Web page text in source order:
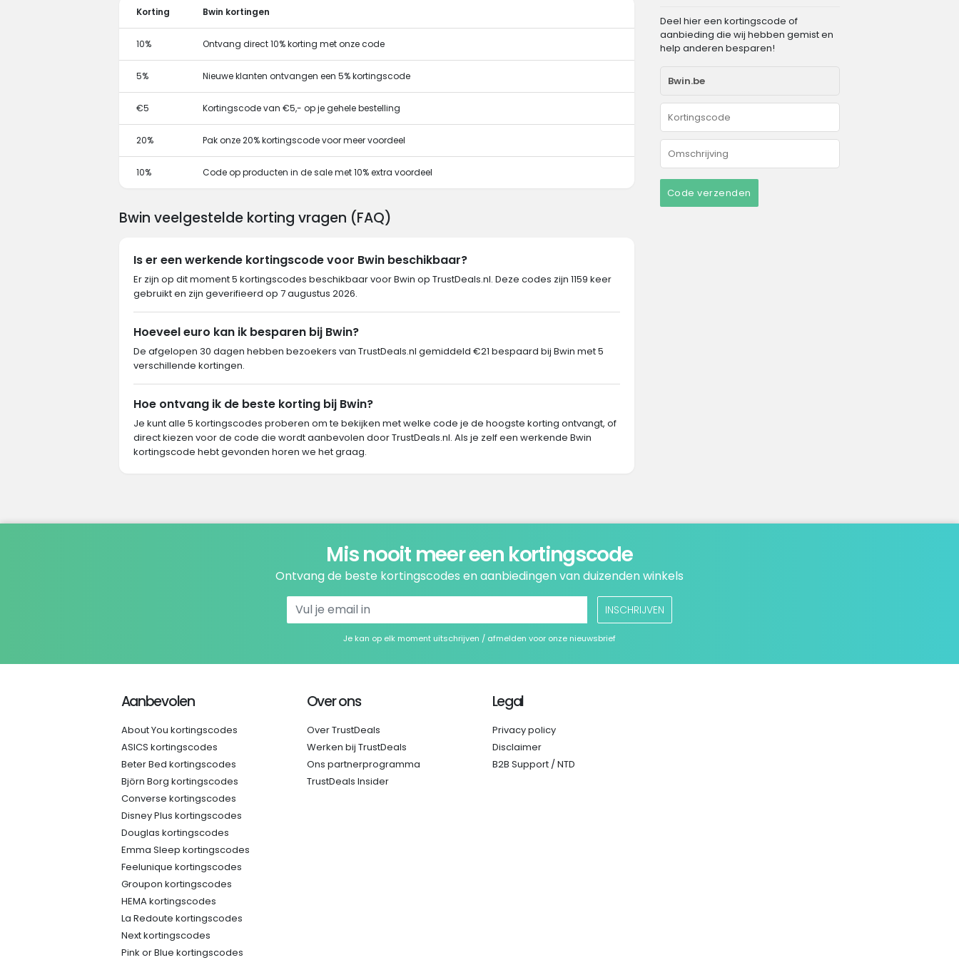
Deel hier een kortingscode of
aanbieding die wij hebben gemist en
help anderen besparen!
Code verzenden
Korting Bwin kortingen
10% Ontvang direct 10% korting met onze code
5% Nieuwe klanten ontvangen een 5% kortingscode
€5 Kortingscode van €5,- op je gehele bestelling
20% Pak onze 20% kortingscode voor meer voordeel
10% Code op producten in de sale met 10% extra voordeel
Bwin veelgestelde korting vragen (FAQ)
Is er een werkende kortingscode voor Bwin beschikbaar?
Er zijn op dit moment 5 kortingscodes beschikbaar voor Bwin op TrustDeals.nl. Deze codes zijn 1159 keer
gebruikt en zijn geverifieerd op 7 augustus 2026.
Hoeveel euro kan ik besparen bij Bwin?
De afgelopen 30 dagen hebben bezoekers van TrustDeals.nl gemiddeld €21 bespaard bij Bwin met 5
verschillende kortingen.
Hoe ontvang ik de beste korting bij Bwin?
Je kunt alle 5 kortingscodes proberen om te bekijken met welke code je de hoogste korting ontvangt, of
direct kiezen voor de code die wordt aanbevolen door TrustDeals.nl. Als je zelf een werkende Bwin
kortingscode hebt gevonden horen we het graag.
Mis nooit meer een kortingscode
Ontvang de beste kortingscodes en aanbiedingen van duizenden winkels
INSCHRIJVEN
Je kan op elk moment uitschrijven / afmelden voor onze nieuwsbrief
Aanbevolen
About You kortingscodes
ASICS kortingscodes
Beter Bed kortingscodes
Björn Borg kortingscodes
Converse kortingscodes
Disney Plus kortingscodes
Douglas kortingscodes
Emma Sleep kortingscodes
Feelunique kortingscodes
Groupon kortingscodes
HEMA kortingscodes
La Redoute kortingscodes
Next kortingscodes
Pink or Blue kortingscodes
Over ons
Over TrustDeals
Werken bij TrustDeals
Ons partnerprogramma
TrustDeals Insider
Legal
Privacy policy
Disclaimer
B2B Support / NTD